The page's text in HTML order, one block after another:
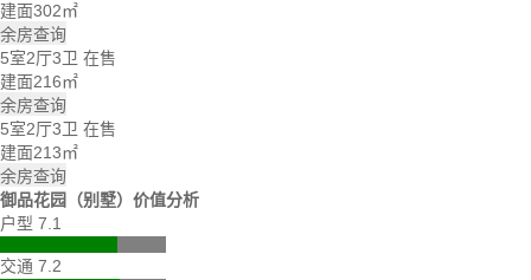
建面302㎡
余房查询
5室2厅3卫 在售
建面216㎡
余房查询
5室2厅3卫 在售
建面213㎡
余房查询
御品花园（别墅）价值分析
户型 7.1
交通 7.2